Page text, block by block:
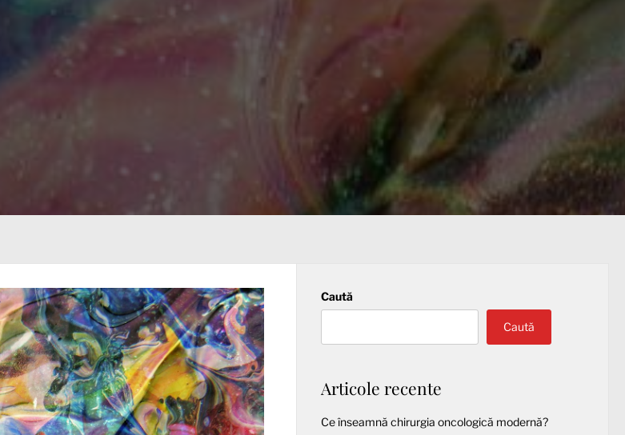
Caută
Caută
Articole recente
Ce înseamnă chirurgia oncologică modernă?